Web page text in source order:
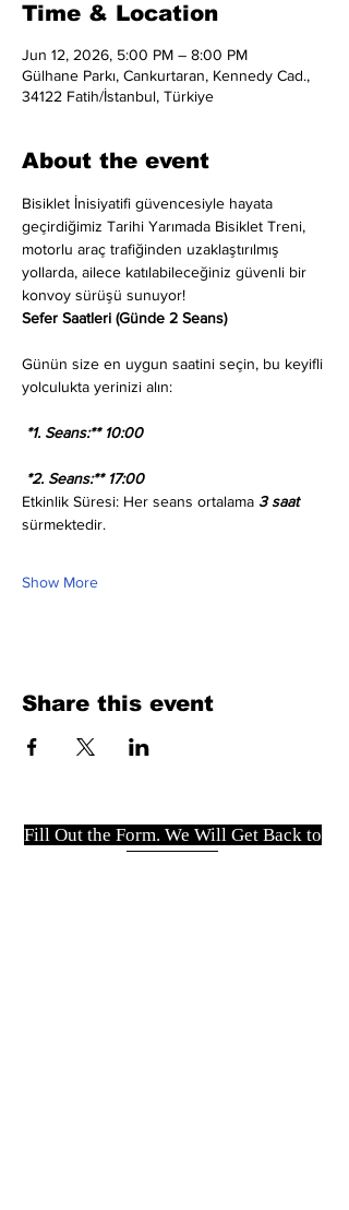
Time & Location
Jun 12, 2026, 5:00 PM – 8:00 PM
Gülhane Parkı, Cankurtaran, Kennedy Cad.,
34122 Fatih/İstanbul, Türkiye
About the event
Bisiklet İnisiyatifi güvencesiyle hayata
geçirdiğimiz Tarihi Yarımada Bisiklet Treni,
motorlu araç trafiğinden uzaklaştırılmış
yollarda, ailece katılabileceğiniz güvenli bir
konvoy sürüşü sunuyor!
Sefer Saatleri (Günde 2 Seans)
Günün size en uygun saatini seçin, bu keyifli
yolculukta yerinizi alın:
*1. Seans:** 10:00
*2. Seans:** 17:00
Etkinlik Süresi: Her seans ortalama 3 saat
sürmektedir.
Show More
Share this event
Fill Out the Form. We Will Get Back to